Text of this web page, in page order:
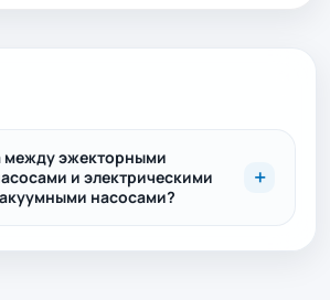
между эжекторными
и электрическими
насосами?